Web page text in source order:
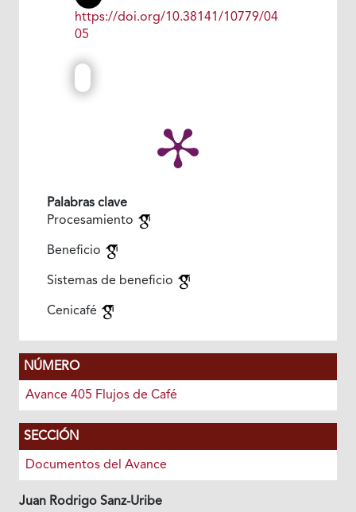
https://doi.org/10.38141/10779/04
05
Palabras clave
Procesamiento
Beneficio
Sistemas de beneficio
Cenicafé
NÚMERO
Avance 405 Flujos de Café
SECCIÓN
Documentos del Avance
Juan Rodrigo Sanz-Uribe